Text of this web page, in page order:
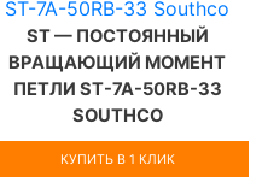
ST — ПОСТОЯННЫЙ
ВРАЩАЮЩИЙ МОМЕНТ
ПЕТЛИ ST-7A-50RB-33
SOUTHCO
КУПИТЬ В 1 КЛИК